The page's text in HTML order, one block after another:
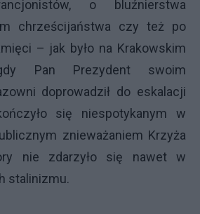
o bluźnierstwa
chrześcijaństwa czy też po
– jak było na Krakowskim
Pan Prezydent swoim
doprowadził do eskalacji
się niespotykanym w
znieważaniem Krzyża
nie zdarzyło się nawet w
stalinizmu.